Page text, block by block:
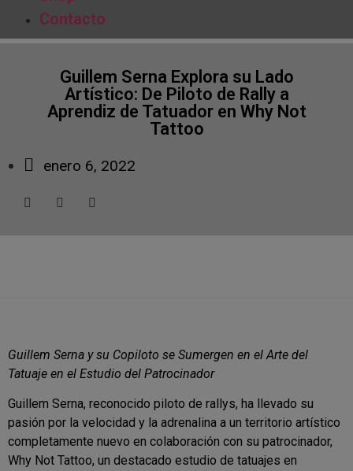
Contacto
Guillem Serna Explora su Lado
Artístico: De Piloto de Rally a
Aprendiz de Tatuador en Why Not
Tattoo
enero 6, 2022
Guillem Serna y su Copiloto se Sumergen en el Arte del
Tatuaje en el Estudio del Patrocinador
Guillem Serna, reconocido piloto de rallys, ha llevado su
pasión por la velocidad y la adrenalina a un territorio artístico
completamente nuevo en colaboración con su patrocinador,
Why Not Tattoo, un destacado estudio de tatuajes en